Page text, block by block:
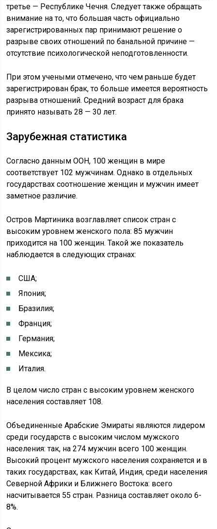
третье — Республике Чечня. Следует также обращать
внимание на то, что большая часть официально
зарегистрированных пар принимают решение о
разрыве своих отношений по банальной причине —
отсутствие психологической неподготовленности.
При этом учеными отмечено, что чем раньше будет
зарегистрирован брак, то больше имеется вероятность
разрыва отношений. Средний возраст для брака
принято называть 28 — 30 лет.
Зарубежная статистика
Согласно данным ООН, 100 женщин в мире
соответствует 102 мужчинам. Однако в отдельных
государствах соотношение женщин и мужчин имеет
заметное различие.
Остров Мартиника возглавляет список стран с
высоким уровнем женского пола: 85 мужчин
приходится на 100 женщин. Такой же показатель
наблюдается в следующих странах:
США;
Япония;
Бразилия;
Франция;
Германия;
Мексика;
Италия.
В целом число стран с высоким уровнем женского
населения составляет 108.
Объединенные Арабские Эмираты являются лидером
среди государств с высоким числом мужского
населения: так, на 274 мужчин всего 100 женщин.
Высокий процент мужского населения сохраняется и в
таких государствах, как Китай, Индия, среди населения
Северной Африки и Ближнего Востока: всего
насчитывается 55 стран. Разница составляет около 6-
8%.